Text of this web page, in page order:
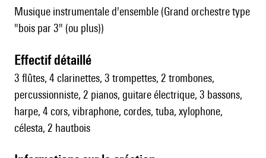
Musique instrumentale d'ensemble (Grand orchestre type
"bois par 3" (ou plus))
effectif détaillé
3 flûtes, 4 clarinettes, 3 trompettes, 2 trombones,
percussionniste, 2 pianos, guitare électrique, 3 bassons,
harpe, 4 cors, vibraphone, cordes, tuba, xylophone,
célesta, 2 hautbois